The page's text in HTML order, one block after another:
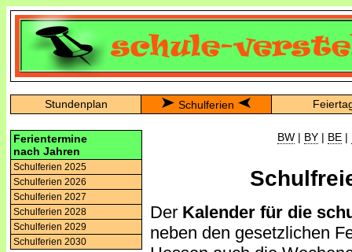
Stundenplan Schulferien
Ferientermine
nach Jahren
Schulferien 2025
Schulferien 2026
Schulferien 2027
Schulferien 2028
Schulferien 2029
Schulferien 2030
BW | BY | BE |
Der Kalender für die
neben den gesetzlichen